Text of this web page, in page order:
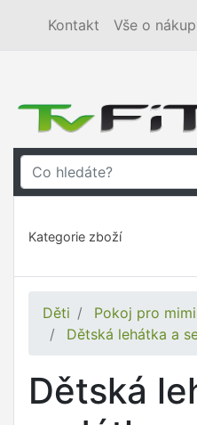
Kontakt Vše o
Kategorie zboží
Děti
Pokoj pro
Dětská lehátka a
Dětská